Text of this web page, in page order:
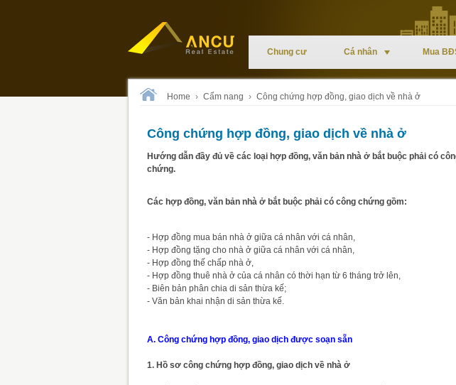
Chung cư Cá nhân Mua
Home › Cẩm nang › Công chứng hợp đồng, giao dịch về nhà ở
Công chứng hợp đồng, giao dịch về nhà ở
Hướng dẫn đầy đủ về các loại hợp đồng, văn bản nhà ở bắt buộc phải có
chứng.
Các hợp đồng, văn bản nhà ở bắt buộc phải có công chứng gồm:
- Hợp đồng mua bán nhà ở giữa cá nhân với cá nhân,
- Hợp đồng tặng cho nhà ở giữa cá nhân với cá nhân,
- Hợp đồng thế chấp nhà ở,
- Hợp đồng thuê nhà ở của cá nhân có thời hạn từ 6 tháng trở lên,
- Biên bản phân chia di sản thừa kế;
- Văn bản khai nhận di sản thừa kế.
A. Công chứng hợp đồng, giao dịch được soạn sẵn
1. Hồ sơ công chứng hợp đồng, giao dịch về nhà ở